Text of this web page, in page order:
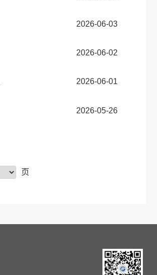
2026-06-03
2026-06-02
2026-06-01
2026-05-26
页